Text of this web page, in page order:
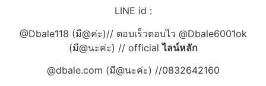
LINE id :
@Dbale118 (มี@ค่ะ)// ตอบเร็วตอบไว @Dbale6001ok
(มี@นะค่ะ) // officialไลน์หลัก
@dbale.com (มี@นะค่ะ) //0832642160